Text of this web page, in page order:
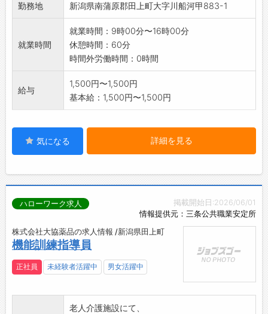
勤務地 新潟県南蒲原郡田上町大字川船河甲883-1
就業時間
就業時間：9時00分〜16時00分
休憩時間：60分
時間外労働時間：0時間
給与
1,500円〜1,500円
基本給：1,500円〜1,500円
気になる 詳細を見る
掲載開始日:2026/06/01
情報提供元：三条公共職業安定所
ハローワーク求人
株式会社大協薬品の求人情報 /新潟県田上町
機能訓練指導員
正社員 未経験者活躍中 男女活躍中
老人介護施設にて、